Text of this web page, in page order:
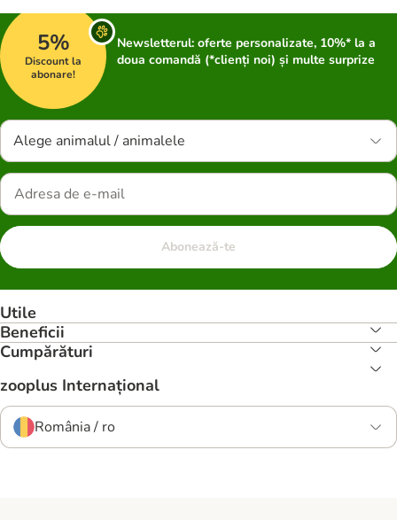
5%
Discount la
abonare!
Newsletterul: oferte personalizate, 10%* la a
doua comandă (*clienți noi) și multe surprize
Alege animalul / animalele
Abonează-te
Utile
Beneficii
Cumpărături
zooplus Internațional
România / ro